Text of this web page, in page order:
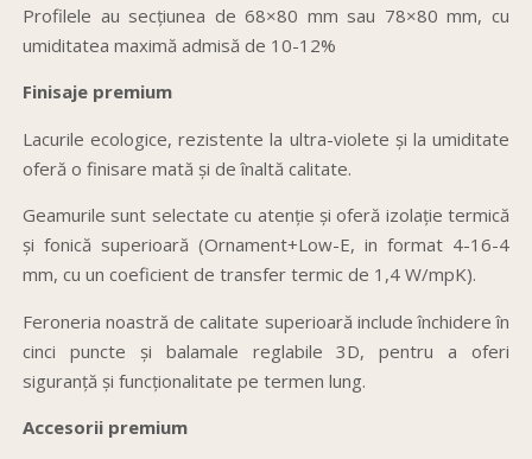
Profilele au secțiunea de 68×80 mm sau 78×80 mm, cu
umiditatea maximă admisă de 10-12%
Finisaje premium
Lacurile ecologice, rezistente la ultra-violete și la umiditate
oferă o finisare mată și de înaltă calitate.
Geamurile sunt selectate cu atenție și oferă izolație termică
și fonică superioară (Ornament+Low-E, in format 4-16-4
mm, cu un coeficient de transfer termic de 1,4 W/mpK).
Feroneria noastră de calitate superioară include închidere în
cinci puncte și balamale reglabile 3D, pentru a oferi
siguranță și funcționalitate pe termen lung.
Accesorii premium